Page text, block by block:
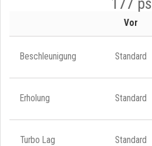
Vor
Beschleunigung Standard
Erholung Standard
Turbo Lag Standard